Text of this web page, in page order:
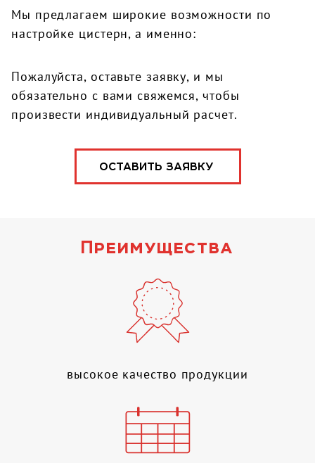
Мы предлагаем широкие возможности по
настройке цистерн, а именно:
Пожалуйста, оставьте заявку, и мы
обязательно с вами свяжемся, чтобы
произвести индивидуальный расчет.
ОСТАВИТЬ ЗАЯВКУ
Преимущества
высокое качество продукции